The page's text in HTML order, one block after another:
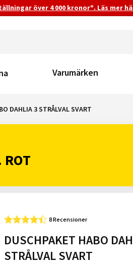
över 4 000 kronor*. Läs mer
Varumärken
DAHLIA 3 STRÅLVAL SVART
8 Recensioner
DUSCHPAKET HABO
STRÅLVAL SVART